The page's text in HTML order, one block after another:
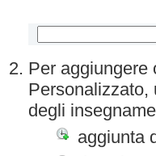
Per aggiungere
Personalizzato,
degli
aggiunta